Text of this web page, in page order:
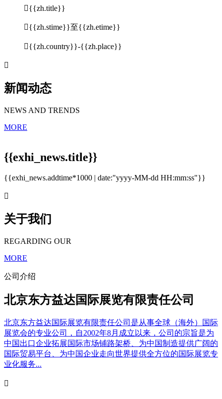
{{zh.title}}
{{zh.stime}}至{{zh.etime}}
{{zh.country}}-{{zh.place}}

新闻动态
NEWS AND TRENDS
MORE
{{exhi_news.title}}
{{exhi_news.addtime*1000 | date:"yyyy-MM-dd HH:mm:ss"}}

关于我们
REGARDING OUR
MORE
公司介绍
北京东方益达国际展览有限责任公司
北京东方益达国际展览有限责任公司是从事全球（海外）国际
展览会的专业公司，自2002年8月成立以来，公司的宗旨是为
中国出口企业拓展国际市场铺路架桥、为中国制造提供广阔的
国际贸易平台、为中国企业走向世界提供全方位的国际展览专
业化服务...
